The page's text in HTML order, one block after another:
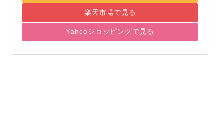
楽天市場で見る
Yahooショッピングで見る